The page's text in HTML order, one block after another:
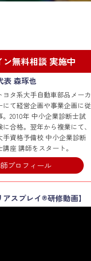
ン無料相談 実施中
表 森琢也
ヨタ系大手自動車部品メーカ
にて経営企画や事業企画に従
。2010年 中小企業診断士試
に合格。翌年から複業にて、
手資格予備校 中小企業診断
講座 講師をスタート。
プロフィール
アスプレイ®研修動画】